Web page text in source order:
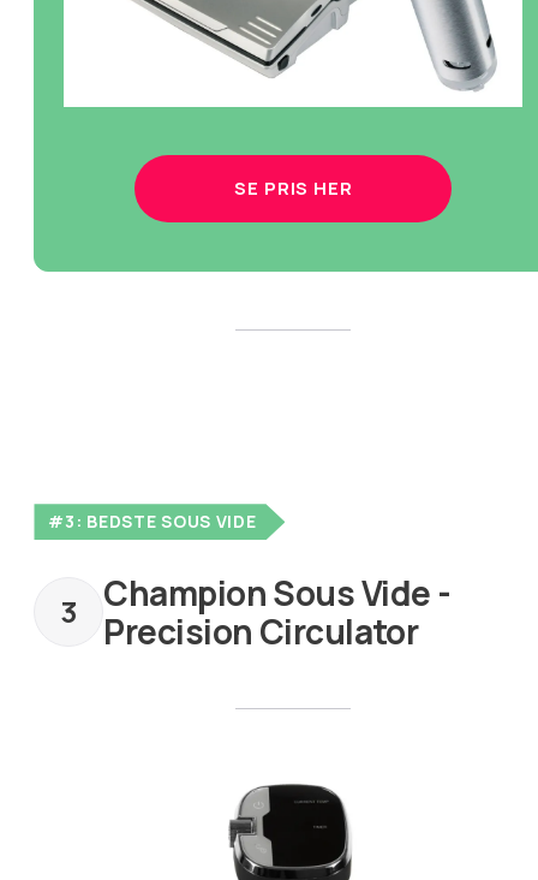
SE PRIS HER
#3: BEDSTE SOUS VIDE
Champion Sous Vide -
Precision Circulator